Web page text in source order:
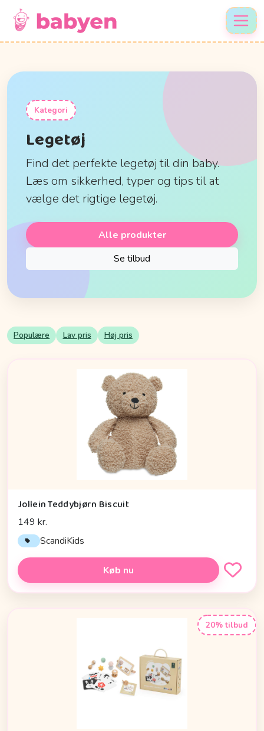
Kategori
Legetøj
Find det perfekte legetøj til din baby.
Læs om sikkerhed, typer og tips til at
vælge det rigtige legetøj.
Alle produkter
Se tilbud
Populære Lav pris Høj pris
Jollein Teddybjørn Biscuit
149 kr.
ScandiKids
Køb nu
20% tilbud